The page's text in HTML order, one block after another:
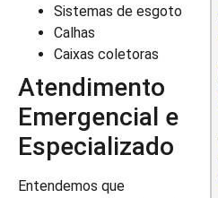
Sistemas de esgoto
Calhas
Caixas coletoras
Atendimento
Emergencial e
Especializado
Entendemos que